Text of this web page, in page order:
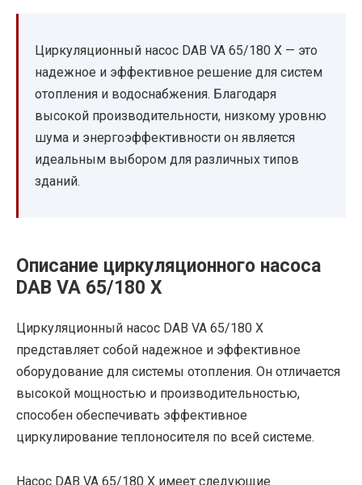
Циркуляционный насос DAB VA 65/180 X — это
надежное и эффективное решение для систем
отопления и водоснабжения. Благодаря
высокой производительности, низкому уровню
шума и энергоэффективности он является
идеальным выбором для различных типов
зданий.
Описание циркуляционного насоса
DAB VA 65/180 X
Циркуляционный насос DAB VA 65/180 X
представляет собой надежное и эффективное
оборудование для системы отопления. Он отличается
высокой мощностью и производительностью,
способен обеспечивать эффективное
циркулирование теплоносителя по всей системе.
Насос DAB VA 65/180 X имеет следующие